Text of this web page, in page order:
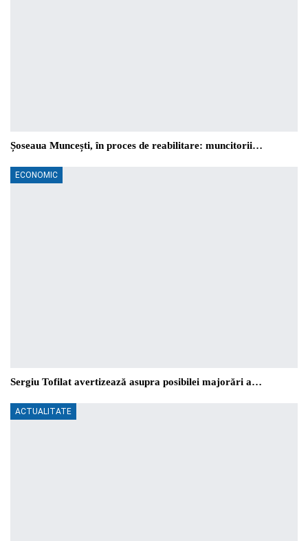
Șoseaua Muncești, în proces de reabilitare: muncitorii…
ECONOMIC
Sergiu Tofilat avertizează asupra posibilei majorări a…
ACTUALITATE